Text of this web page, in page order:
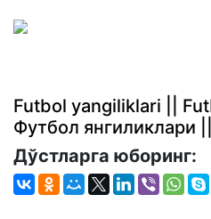
Futbol yangiliklari ||
Футбол янгиликлари
Дўстларга юборинг: